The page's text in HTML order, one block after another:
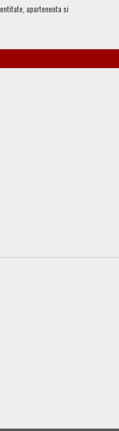
apartenenta si